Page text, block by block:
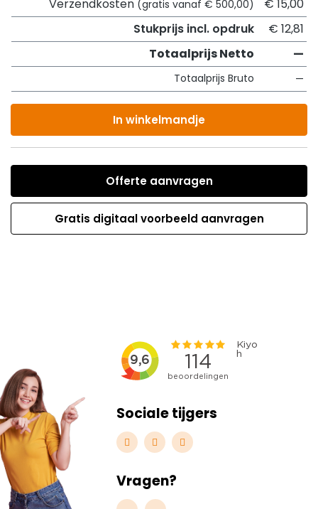
Verzendkosten (gratis vanaf € 500,00)
€ 15,00
Stukprijs incl. opdruk
€ 12,81
Totaalprijs Netto
—
Totaalprijs Bruto —
In winkelmandje
Offerte aanvragen
Gratis digitaal voorbeeld aanvragen
Sociale tijgers
Vragen?